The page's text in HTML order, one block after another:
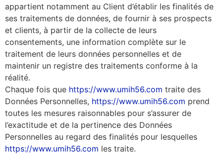
appartient notamment au Client d’établir les finalités de
ses traitements de données, de fournir à ses prospects
et clients, à partir de la collecte de leurs
consentements, une information complète sur le
traitement de leurs données personnelles et de
maintenir un registre des traitements conforme à la
réalité.
Chaque fois que https://www.umih56.com traite des
Données Personnelles, https://www.umih56.com prend
toutes les mesures raisonnables pour s’assurer de
l’exactitude et de la pertinence des Données
Personnelles au regard des finalités pour lesquelles
https://www.umih56.com les traite.